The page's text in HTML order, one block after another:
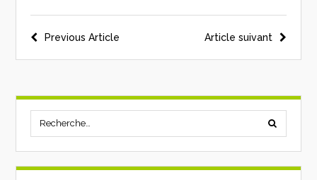
Article suivant
Previous Article